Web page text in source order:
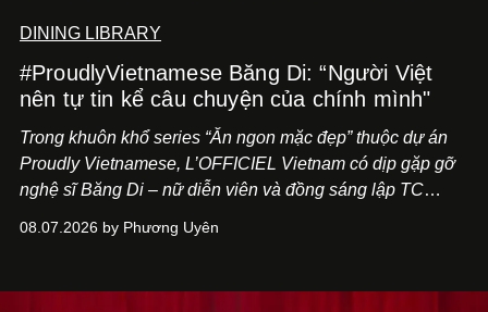
DINING LIBRARY
#ProudlyVietnamese Băng Di: “Người Việt
nên tự tin kể câu chuyện của chính mình"
Trong khuôn khổ series “Ăn ngon mặc đẹp” thuộc dự án
Proudly Vietnamese, L’OFFICIEL Vietnam có dịp gặp gỡ
nghệ sĩ Băng Di – nữ diễn viên và đồng sáng lập TC
Kitchen Bar và SALEM tại TP.HCM.
08.07.2026 by Phương Uyên